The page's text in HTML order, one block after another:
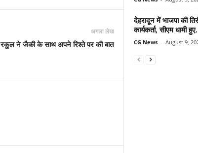
अगला लेख
रकुल ने जैकी के साथ अपने रिश्ते पर की बात
देहरादून में भाजपा की
कार्यकर्ता, सीएम धामी
CG News - August 9,